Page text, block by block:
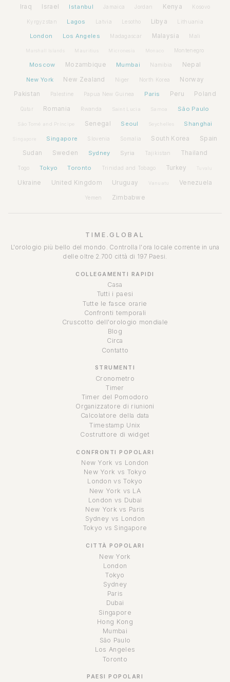
Iraq Israel Istanbul Jamaica Jordan Kenya Kosovo
Kyrgyzstan Lagos Latvia Lesotho Libya Lithuania
London Los Angeles Madagascar Malaysia Mali
Marshall Islands Mauritius Micronesia Monaco Montenegro
Moscow Mozambique Mumbai Namibia Nepal
New York New Zealand Niger North Korea Norway
Pakistan Palestine Papua New Guinea Paris Peru Poland
Qatar Romania Rwanda Saint Lucia Samoa São Paulo
São Tomé and Príncipe Senegal Seoul Seychelles Shanghai
Singapore Slovenia Somalia South Korea Spain
Sudan Sweden Sydney Syria Tajikistan Thailand
Togo Tokyo Toronto Trinidad and Tobago Turkey Tuvalu
Ukraine United Kingdom Uruguay Vanuatu Venezuela
Yemen Zimbabwe
TIME.GLOBAL
L'orologio più bello del mondo. Controlla l'ora locale corrente in una
delle oltre 2.700 città di 197 Paesi.
COLLEGAMENTI RAPIDI
Casa
Tutti i paesi
Tutte le fasce orarie
Confronti temporali
Cruscotto dell'orologio mondiale
Blog
Circa
Contatto
STRUMENTI
Cronometro
Timer
Timer del Pomodoro
Organizzatore di riunioni
Calcolatore della data
Timestamp Unix
Costruttore di widget
CONFRONTI POPOLARI
New York vs London
New York vs Tokyo
London vs Tokyo
New York vs LA
London vs Dubai
New York vs Paris
Sydney vs London
Tokyo vs Singapore
CITTÀ POPOLARI
New York
London
Tokyo
Sydney
Paris
Dubai
Singapore
Hong Kong
Mumbai
São Paulo
Los Angeles
Toronto
PAESI POPOLARI